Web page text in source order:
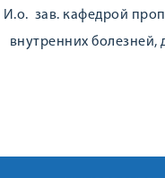
И.о. зав. кафедрой
внутренних